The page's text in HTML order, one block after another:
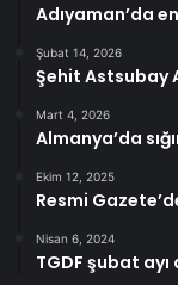
Adıyaman’da
Şubat 14, 2026
Şehit Astsubay
Mart 4, 2026
Almanya’da
Ekim 12, 2025
Resmi
Nisan 6, 2024
TGDF şubat